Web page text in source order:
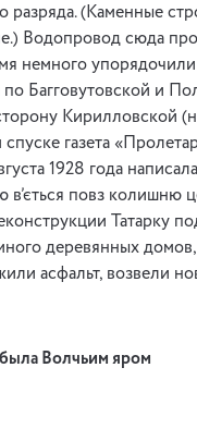
разряда. (Каменные
Водопровод сюда
немного
Багговутовской и
Кирилловской
газета
1928 года
повз колишню
Татарку
деревянных
асфальт, возвели
Волчьим яром